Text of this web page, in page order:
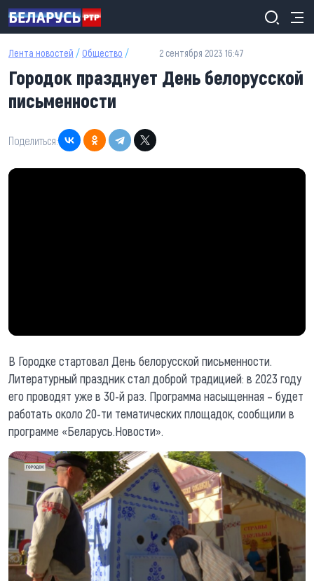
Перейти к основному содержанию
Лента новостей / Общество / 2 сентября 2023 16:47
Городок празднует День белорусской
письменности
Поделиться:
В Городке стартовал День белорусской письменности.
Литературный праздник стал доброй традицией: в 2023 году
его проводят уже в 30-й раз. Программа насыщенная – будет
работать около 20-ти тематических площадок, сообщили в
программе «Беларусь.Новости».